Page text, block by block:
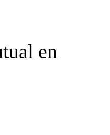
en